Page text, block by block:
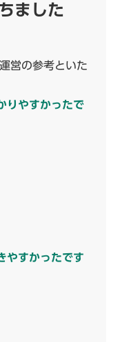
ました
営の参考といた
りやすかったで
やすかったです